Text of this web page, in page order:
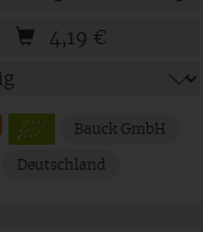
4,19 €
Bauck GmbH
Deutschland